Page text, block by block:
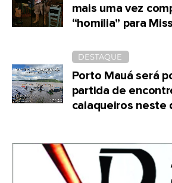
mais uma vez
“homilia” para
DESTAQUE
Porto Mauá será
partida de
caiaqueiros neste